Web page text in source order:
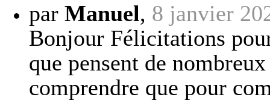
par Manuel, 8 janvier
Bonjour Félicitations
que pensent de
comprendre que pour